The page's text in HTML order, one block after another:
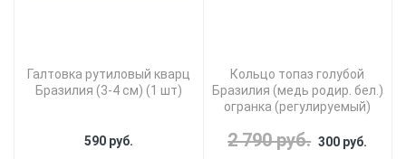
Галтовка рутиловый кварц
Бразилия (3-4 см) (1 шт)
590 руб.
Кольцо топаз голубой
Бразилия (медь родир. бел.)
огранка (регулируемый)
2 790 руб. 300 руб.